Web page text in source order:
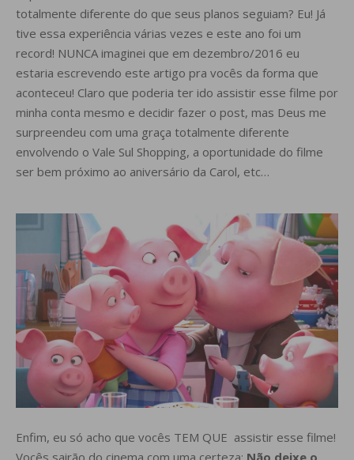
totalmente diferente do que seus planos seguiam? Eu! Já
tive essa experiência várias vezes e este ano foi um
record! NUNCA imaginei que em dezembro/2016 eu
estaria escrevendo este artigo pra vocês da forma que
aconteceu! Claro que poderia ter ido assistir esse filme por
minha conta mesmo e decidir fazer o post, mas Deus me
surpreendeu com uma graça totalmente diferente
envolvendo o Vale Sul Shopping, a oportunidade do filme
ser bem próximo ao aniversário da Carol, etc…
Enfim, eu só acho que vocês TEM QUE assistir esse filme!